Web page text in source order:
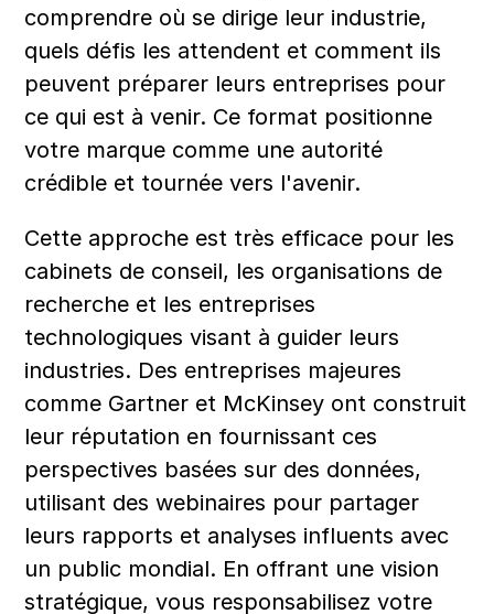
comprendre où se dirige leur industrie,
quels défis les attendent et comment ils
peuvent préparer leurs entreprises pour
ce qui est à venir. Ce format positionne
votre marque comme une autorité
crédible et tournée vers l'avenir.
Cette approche est très efficace pour les
cabinets de conseil, les organisations de
recherche et les entreprises
technologiques visant à guider leurs
industries. Des entreprises majeures
comme Gartner et McKinsey ont construit
leur réputation en fournissant ces
perspectives basées sur des données,
utilisant des webinaires pour partager
leurs rapports et analyses influents avec
un public mondial. En offrant une vision
stratégique, vous responsabilisez votre